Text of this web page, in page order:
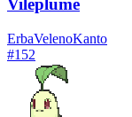
Vileplume
ErbaVelenoKanto
#152